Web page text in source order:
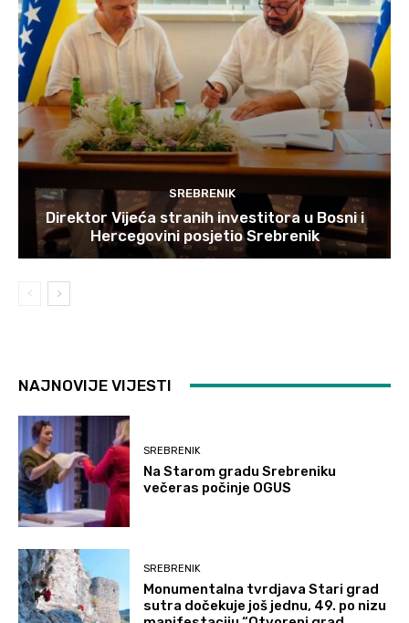
SREBRENIK
Direktor Vijeća stranih investitora u Bosni i
Hercegovini posjetio Srebrenik
NAJNOVIJE VIJESTI
SREBRENIK
Na Starom gradu Srebreniku
večeras počinje OGUS
SREBRENIK
Monumentalna tvrdjava Stari grad
sutra dočekuje još jednu, 49. po nizu